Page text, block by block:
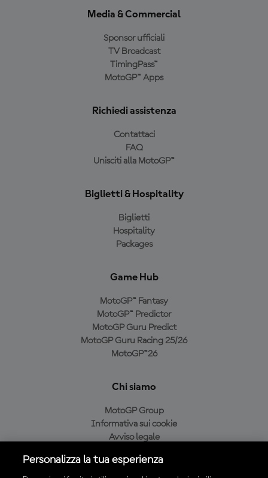
Media & Commercial
Sponsor ufficiali
TV Broadcast
TimingPass™
MotoGP™ Apps
Richiedi assistenza
Contattaci
FAQ
Unisciti alla MotoGP™
Biglietti & Hospitality
Biglietti
Hospitality
Packages
Game Hub
MotoGP™ Fantasy
MotoGP™ Predictor
MotoGP Guru Predict
MotoGP Guru Racing 25/26
MotoGP™26
Chi siamo
MotoGP Group
Informativa sui cookie
Avviso legale
Condizioni di acquisto
Personalizza la tua esperienza